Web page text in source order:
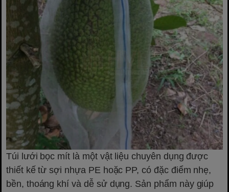
Túi lưới bọc mít là một vật liệu chuyên dụng được
thiết kế từ sợi nhựa PE hoặc PP, có đặc điểm nhẹ,
bền, thoáng khí và dễ sử dụng. Sản phẩm này giúp